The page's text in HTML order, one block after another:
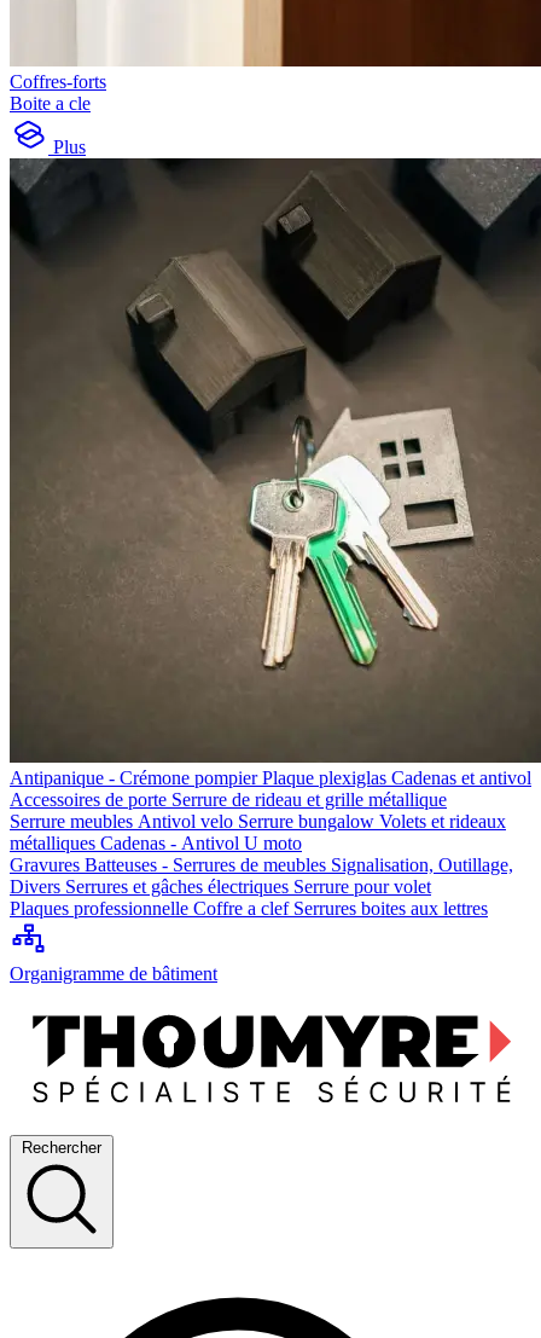
Coffres-forts
Boite a cle
Plus
Antipanique - Crémone pompierPlaque plexiglas Cadenas et antivol
Accessoires de porte Serrure de rideau et grille métallique
Serrure meubles Antivol velo Serrure bungalow Volets et rideaux
métalliques Cadenas - Antivol U moto
Gravures Batteuses - Serrures de meubles Signalisation, Outillage,
Divers Serrures et gâches électriques Serrure pour volet
Plaques professionnelle Coffre a clef Serrures boites aux lettres
Organigramme de bâtiment
Rechercher